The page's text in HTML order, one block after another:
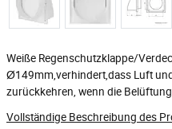
Weiße Regenschutzklappe/
Ø149mm,verhindert,dass Luft
zurückkehren, wenn die
Vollständige Beschreibung des